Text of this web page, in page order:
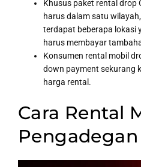
Khusus paket rental drop
harus dalam satu
terdapat beberapa lokasi
harus membayar
Konsumen rental mobil
down payment sekurang
harga rental.
Cara Rental
Pengadegan